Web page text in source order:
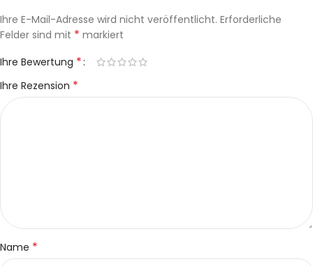
Ihre E-Mail-Adresse wird nicht veröffentlicht. Erforderliche
Felder sind mit * markiert
Ihre Bewertung *
Ihre Rezension *
Name *